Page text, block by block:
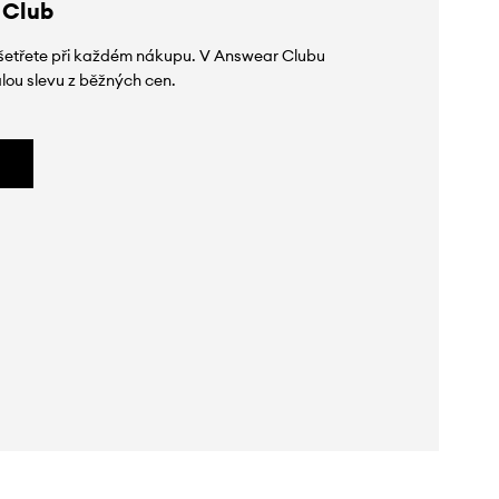
při každém nákupu. V Answear Clubu
slevu z běžných cen.